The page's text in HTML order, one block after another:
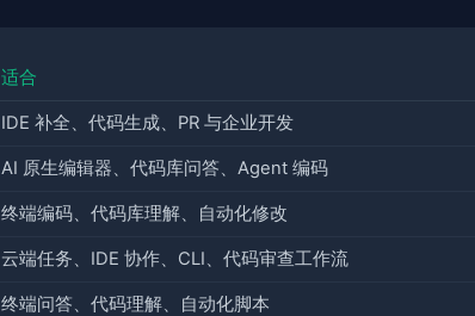
适合
IDE 补全、代码生成、PR 与企业开发
AI 原生编辑器、代码库问答、Agent 编码
终端编码、代码库理解、自动化修改
云端任务、IDE 协作、CLI、代码审查工作流
终端问答、代码理解、自动化脚本